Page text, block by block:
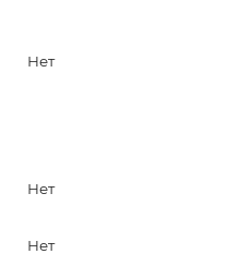
Нет
Нет
Нет